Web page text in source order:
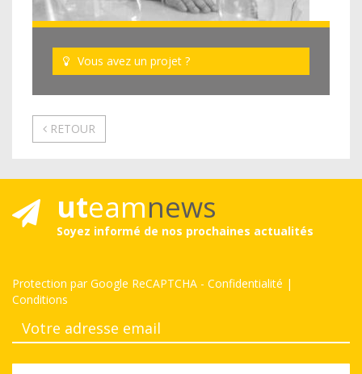
Vous avez un projet ?
RETOUR
uteamnews
Soyez informé de nos prochaines actualités
Protection par Google ReCAPTCHA - Confidentialité |
Conditions